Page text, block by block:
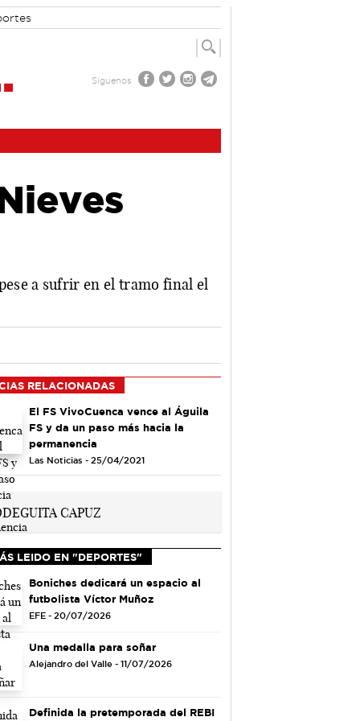
Síguenos
a sufrir en el tramo final el
RELACIONADAS
El FS VivoCuenca vence al Águila
FS y da un paso más hacia la
permanencia
Las Noticias - 25/04/2021
LEIDO EN "DEPORTES"
Boniches dedicará un espacio al
futbolista Víctor Muñoz
EFE - 20/07/2026
Una medalla para soñar
Alejandro del Valle - 11/07/2026
Definida la pretemporada del REBI